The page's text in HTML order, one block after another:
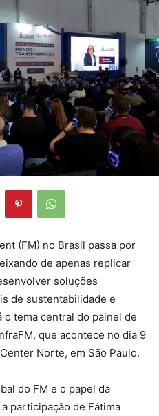
(FM) no Brasil passa por
de apenas replicar
soluções
de sustentabilidade e
tema central do painel de
que acontece no dia 9
Norte, em São Paulo.
do FM e o papel da
participação de Fátima